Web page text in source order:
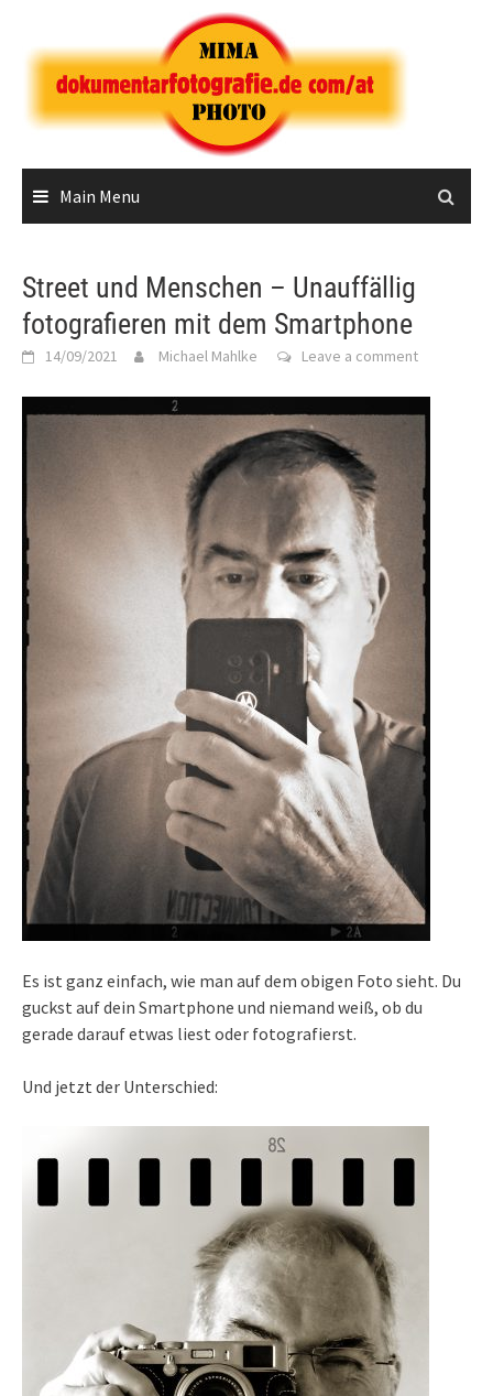
content
Main Menu
Street und Menschen – Unauffällig
fotografieren mit dem Smartphone
14/09/2021 Michael Mahlke Leave a comment
Es ist ganz einfach, wie man auf dem obigen Foto sieht. Du
guckst auf dein Smartphone und niemand weiß, ob du
gerade darauf etwas liest oder fotografierst.
Und jetzt der Unterschied: